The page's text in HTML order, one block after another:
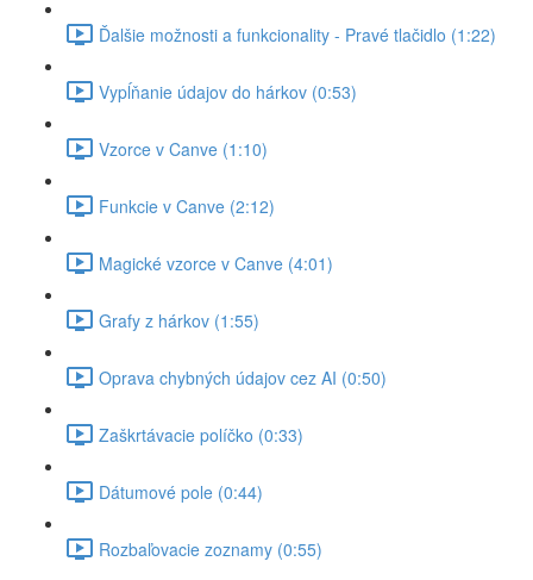
Ďalšie možnosti a funkcionality - Pravé tlačidlo (1:22)
Vypĺňanie údajov do hárkov (0:53)
Vzorce v Canve (1:10)
Funkcie v Canve (2:12)
Magické vzorce v Canve (4:01)
Grafy z hárkov (1:55)
Oprava chybných údajov cez AI (0:50)
Zaškrtávacie políčko (0:33)
Dátumové pole (0:44)
Rozbaľovacie zoznamy (0:55)